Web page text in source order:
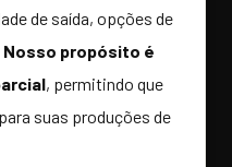
de saída, opções de
Nosso propósito é
, permitindo que
suas produções de